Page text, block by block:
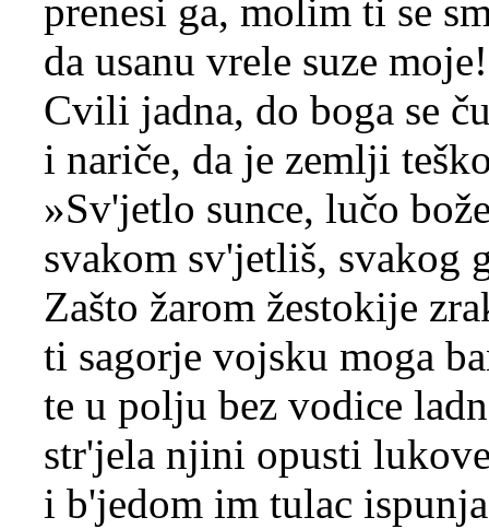
prenesi ga, molim ti se
da usanu vrele suze
Cvili jadna, do boga se
i nariče, da je zemlji
»Sv'jetlo sunce, lučo
svakom sv'jetliš, svakog
Zašto žarom žestokije
ti sagorje vojsku moga
te u polju bez vodice
str'jela njini opusti
i b'jedom im tulac